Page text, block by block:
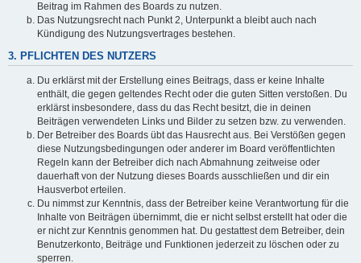
Beitrag im Rahmen des Boards zu nutzen.
Das Nutzungsrecht nach Punkt 2, Unterpunkt a bleibt auch nach
Kündigung des Nutzungsvertrages bestehen.
3. PFLICHTEN DES NUTZERS
Du erklärst mit der Erstellung eines Beitrags, dass er keine Inhalte
enthält, die gegen geltendes Recht oder die guten Sitten verstoßen. Du
erklärst insbesondere, dass du das Recht besitzt, die in deinen
Beiträgen verwendeten Links und Bilder zu setzen bzw. zu verwenden.
Der Betreiber des Boards übt das Hausrecht aus. Bei Verstößen gegen
diese Nutzungsbedingungen oder anderer im Board veröffentlichten
Regeln kann der Betreiber dich nach Abmahnung zeitweise oder
dauerhaft von der Nutzung dieses Boards ausschließen und dir ein
Hausverbot erteilen.
Du nimmst zur Kenntnis, dass der Betreiber keine Verantwortung für die
Inhalte von Beiträgen übernimmt, die er nicht selbst erstellt hat oder die
er nicht zur Kenntnis genommen hat. Du gestattest dem Betreiber, dein
Benutzerkonto, Beiträge und Funktionen jederzeit zu löschen oder zu
sperren.